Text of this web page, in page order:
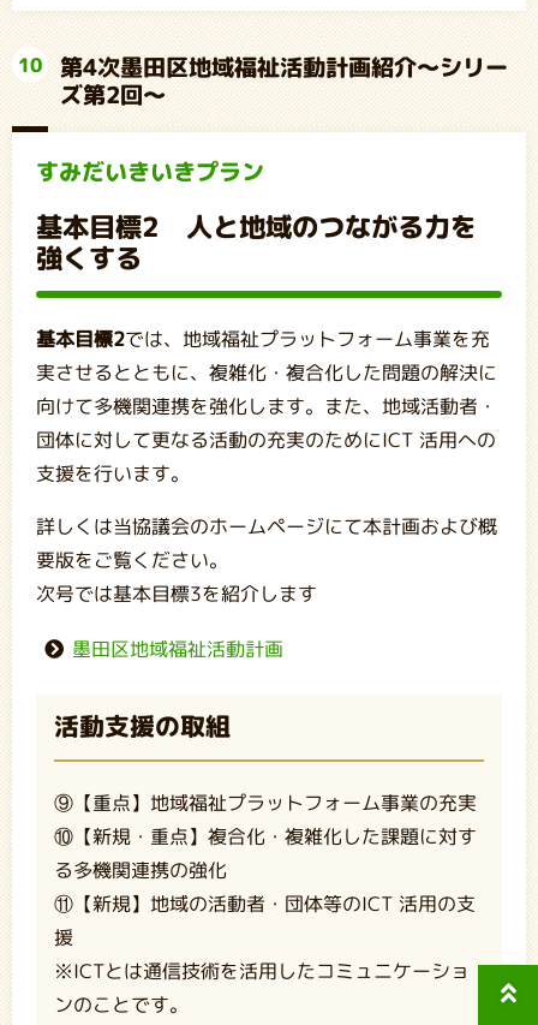
10
第4次墨田区地域福祉活動計画紹介～シリー
ズ第2回～
すみだいきいきプラン
基本目標2 人と地域のつながる力を
強くする
基本目標2では、地域福祉プラットフォーム事業を充
実させるとともに、複雑化・複合化した問題の解決に
向けて多機関連携を強化します。また、地域活動者・
団体に対して更なる活動の充実のためにICT 活用への
支援を行います。
詳しくは当協議会のホームページにて本計画および概
要版をご覧ください。
次号では基本目標3を紹介します
墨田区地域福祉活動計画
活動支援の取組
⑨【重点】地域福祉プラットフォーム事業の充実
⑩【新規・重点】複合化・複雑化した課題に対す
る多機関連携の強化
⑪【新規】地域の活動者・団体等のICT 活用の支
援
※ICTとは通信技術を活用したコミュニケーショ
ンのことです。